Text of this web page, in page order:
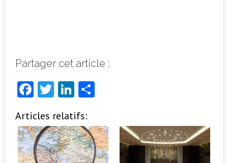
Partager cet article :
F
c
e
b
T
it
t
e
Li
k
e
dI
ta
g
e
Articles relatifs: